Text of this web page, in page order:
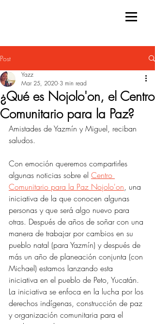
Post
¿Qué es Nojolo'on, el Centro
Comunitario para la Paz?
Yazz
Mar 25, 2020 3 min read
Amistades de Yazmín y Miguel, reciban
saludos.
Con emoción queremos compartirles
algunas noticias sobre el Centro
Comunitario para la Paz Nojolo'on, una
iniciativa de la que conocen algunas
personas y que será algo nuevo para
otras. Después de años de soñar con una
manera de trabajar por cambios en su
pueblo natal (para Yazmín) y después de
más un año de planeación conjunta (con
Michael) estamos lanzando esta
iniciativa en el pueblo de Peto, Yucatán.
La iniciativa se enfoca en la lucha por los
derechos indígenas, construcción de paz
y organización comunitaria para el